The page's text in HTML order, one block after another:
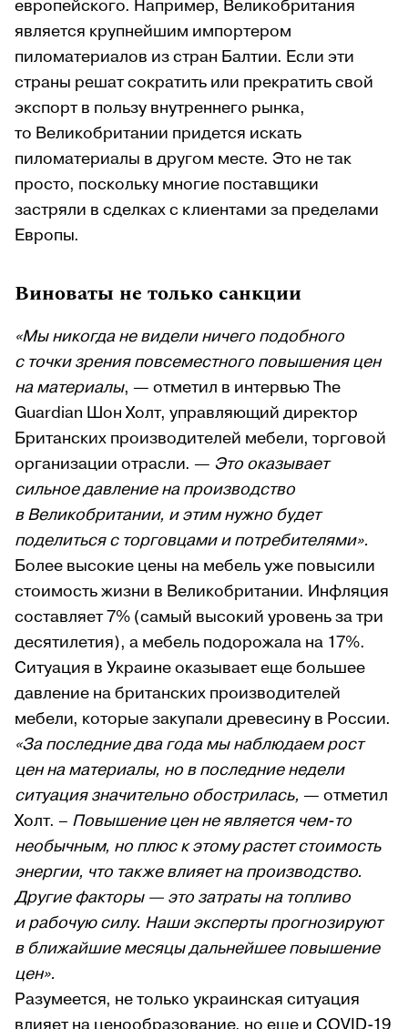
европейского. Например, Великобритания
является крупнейшим импортером
пиломатериалов из стран Балтии. Если эти
страны решат сократить или прекратить свой
экспорт в пользу внутреннего рынка,
то Великобритании придется искать
пиломатериалы в другом месте. Это не так
просто, поскольку многие поставщики
застряли в сделках с клиентами за пределами
Европы.
Виноваты не только санкции
«Мы никогда не видели ничего подобного
с точки зрения повсеместного повышения цен
на материалы, — отметил в интервью The
Guardian Шон Холт, управляющий директор
Британских производителей мебели, торговой
организации отрасли. — Это оказывает
сильное давление на производство
в Великобритании, и этим нужно будет
поделиться с торговцами и потребителями».
Более высокие цены на мебель уже повысили
стоимость жизни в Великобритании. Инфляция
составляет 7% (самый высокий уровень за три
десятилетия), а мебель подорожала на 17%.
Ситуация в Украине оказывает еще большее
давление на британских производителей
мебели, которые закупали древесину в России.
«За последние два года мы наблюдаем рост
цен на материалы, но в последние недели
ситуация значительно обострилась, — отметил
Холт. – Повышение цен не является чем-то
необычным, но плюс к этому растет стоимость
энергии, что также влияет на производство.
Другие факторы — это затраты на топливо
и рабочую силу. Наши эксперты прогнозируют
в ближайшие месяцы дальнейшее повышение
цен».
Разумеется, не только украинская ситуация